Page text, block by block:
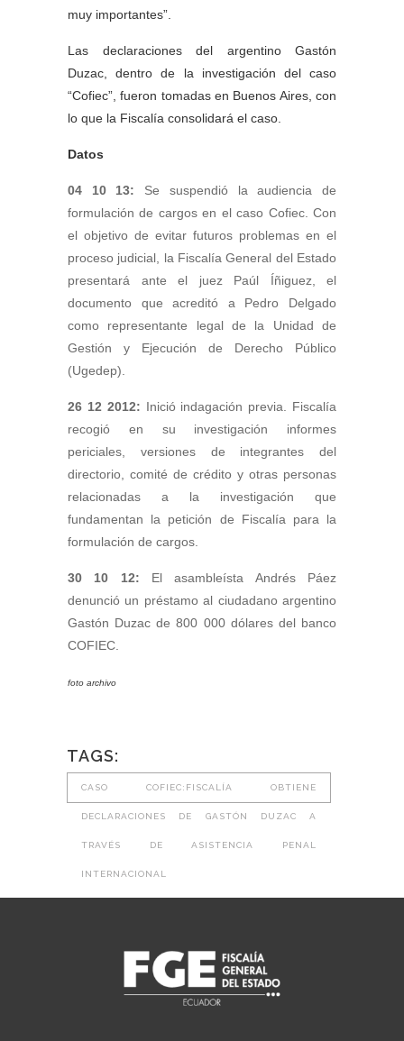
muy importantes”.
Las declaraciones del argentino Gastón
Duzac, dentro de la investigación del caso
“Cofiec”, fueron tomadas en Buenos Aires, con
lo que la Fiscalía consolidará el caso.
Datos
04 10 13: Se suspendió la audiencia de
formulación de cargos en el caso Cofiec. Con
el objetivo de evitar futuros problemas en el
proceso judicial, la Fiscalía General del Estado
presentará ante el juez Paúl Íñiguez, el
documento que acreditó a Pedro Delgado
como representante legal de la Unidad de
Gestión y Ejecución de Derecho Público
(Ugedep).
26 12 2012: Inició indagación previa. Fiscalía
recogió en su investigación informes
periciales, versiones de integrantes del
directorio, comité de crédito y otras personas
relacionadas a la investigación que
fundamentan la petición de Fiscalía para la
formulación de cargos.
30 10 12: El asambleísta Andrés Páez
denunció un préstamo al ciudadano argentino
Gastón Duzac de 800 000 dólares del banco
COFIEC.
foto archivo
TAGS:
CASO COFIEC:FISCALÍA OBTIENE
DECLARACIONES DE GASTÓN DUZAC A
TRAVÉS DE ASISTENCIA PENAL
INTERNACIONAL